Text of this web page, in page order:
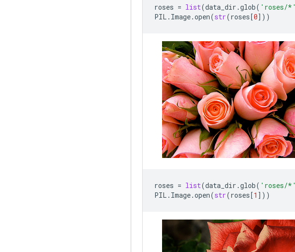
roses = list(data_dir .glob( 'roses/*'
PIL . Image.open(str(roses[0]))
roses = list(data_dir .glob( 'roses/*'
PIL . Image.open(str(roses[1 ]))